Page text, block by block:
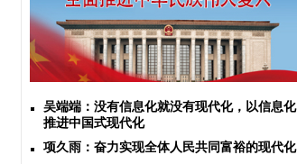
吴端端：没有信息化就没有现代化，以信息化
推进中国式现代化
项久雨：奋力实现全体人民共同富裕的现代化